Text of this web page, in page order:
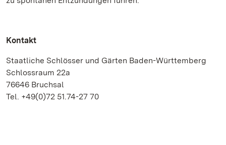
Kontakt
Staatliche Schlösser und Gärten Baden-Württemberg
Schlossraum 22a
76646 Bruchsal
Tel. +49(0)72 51.74-27 70